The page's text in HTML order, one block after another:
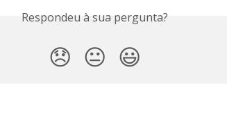
Respondeu à sua pergunta?
😞 😐 😃